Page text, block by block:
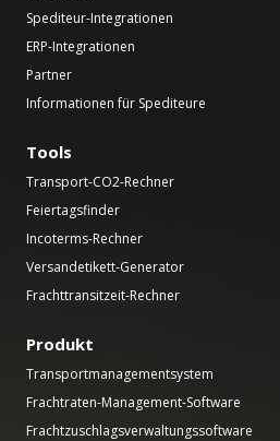
Spediteur-Integrationen
ERP-Integrationen
Partner
Informationen für Spediteure
Tools
Transport-CO2-Rechner
Feiertagsfinder
Incoterms-Rechner
Versandetikett-Generator
Frachttransitzeit-Rechner
Produkt
Transportmanagementsystem
Frachtraten-Management-Software
Frachtzuschlagsverwaltungssoftware